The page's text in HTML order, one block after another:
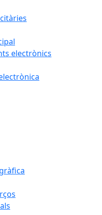
electrònics